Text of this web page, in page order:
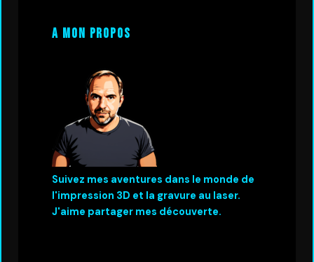
A mon propos
Suivez mes aventures dans le monde de
l'impression 3D et la gravure au laser.
J'aime partager mes découverte.